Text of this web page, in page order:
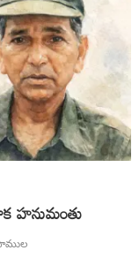
హ‌నుమంతు